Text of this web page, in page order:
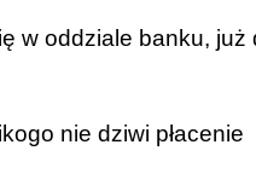
w oddziale banku, już
nie dziwi płacenie